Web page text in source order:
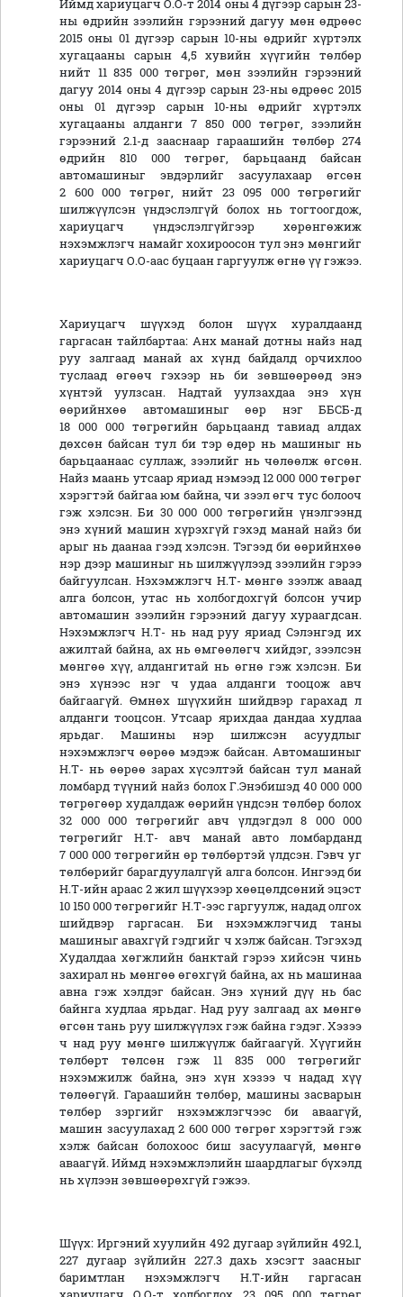
Иймд хариуцагч О.О-т 2014 оны 4 дүгээр сарын 23-
ны өдрийн зээлийн гэрээний дагуу мөн өдрөөс
2015 оны 01 дүгээр сарын 10-ны өдрийг хүртэлх
хугацааны сарын 4,5 хувийн хүүгийн төлбөр
нийт 11 835 000 төгрөг, мөн зээлийн гэрээний
дагуу 2014 оны 4 дүгээр сарын 23-ны өдрөөс 2015
оны 01 дүгээр сарын 10-ны өдрийг хүртэлх
хугацааны алданги 7 850 000 төгрөг, зээлийн
гэрээний 2.1-д зааснаар гараашийн төлбөр 274
өдрийн 810 000 төгрөг, барьцаанд байсан
автомашиныг эвдэрлийг засуулахаар өгсөн
2 600 000 төгрөг, нийт 23 095 000 төгрөгийг
шилжүүлсэн үндэслэлгүй болох нь тогтоогдож,
хариуцагч үндэслэлгүйгээр хөрөнгөжиж
нэхэмжлэгч намайг хохироосон тул энэ мөнгийг
хариуцагч О.О-аас буцаан гаргуулж өгнө үү гэжээ.
Хариуцагч шүүхэд болон шүүх хуралдаанд
гаргасан тайлбартаа: Анх манай дотны найз над
руу залгаад манай ах хүнд байдалд орчихлоо
туслаад өгөөч гэхээр нь би зөвшөөрөөд энэ
хүнтэй уулзсан. Надтай уулзахдаа энэ хүн
өөрийнхөө автомашиныг өөр нэг ББСБ-д
18 000 000 төгрөгийн барьцаанд тавиад алдах
дөхсөн байсан тул би тэр өдөр нь машиныг нь
барьцаанаас суллаж, зээлийг нь чөлөөлж өгсөн.
Найз маань утсаар яриад нэмээд 12 000 000 төгрөг
хэрэгтэй байгаа юм байна, чи зээл өгч тус болооч
гэж хэлсэн. Би 30 000 000 төгрөгийн үнэлгээнд
энэ хүний машин хүрэхгүй гэхэд манай найз би
арыг нь даанаа гээд хэлсэн. Тэгээд би өөрийнхөө
нэр дээр машиныг нь шилжүүлээд зээлийн гэрээ
байгуулсан. Нэхэмжлэгч Н.Т- мөнгө зээлж аваад
алга болсон, утас нь холбогдохгүй болсон учир
автомашин зээлийн гэрээний дагуу хураагдсан.
Нэхэмжлэгч Н.Т- нь над руу яриад Сэлэнгэд их
ажилтай байна, ах нь өмгөөлөгч хийдэг, зээлсэн
мөнгөө хүү, алдангитай нь өгнө гэж хэлсэн. Би
энэ хүнээс нэг ч удаа алданги тооцож авч
байгаагүй. Өмнөх шүүхийн шийдвэр гарахад л
алданги тооцсон. Утсаар ярихдаа дандаа худлаа
ярьдаг. Машины нэр шилжсэн асуудлыг
нэхэмжлэгч өөрөө мэдэж байсан. Автомашиныг
Н.Т- нь өөрөө зарах хүсэлтэй байсан тул манай
ломбард түүний найз болох Г.Энэбишэд 40 000 000
төгрөгөөр худалдаж өөрийн үндсэн төлбөр болох
32 000 000 төгрөгийг авч үлдэгдэл 8 000 000
төгрөгийг Н.Т- авч манай авто ломбарданд
7 000 000 төгрөгийн өр төлбөртэй үлдсэн. Гэвч уг
төлбөрийг барагдуулалгүй алга болсон. Ингээд би
Н.Т-ийн араас 2 жил шүүхээр хөөцөлдсөний эцэст
10 150 000 төгрөгийг Н.Т-ээс гаргуулж, надад олгох
шийдвэр гаргасан. Би нэхэмжлэгчид таны
машиныг авахгүй гэдгийг ч хэлж байсан. Тэгэхэд
Худалдаа хөгжлийн банктай гэрээ хийсэн чинь
захирал нь мөнгөө өгөхгүй байна, ах нь машинаа
авна гэж хэлдэг байсан. Энэ хүний дүү нь бас
байнга худлаа ярьдаг. Над руу залгаад ах мөнгө
өгсөн тань руу шилжүүлэх гэж байна гэдэг. Хэзээ
ч над руу мөнгө шилжүүлж байгаагүй. Хүүгийн
төлбөрт төлсөн гэж 11 835 000 төгрөгийг
нэхэмжилж байна, энэ хүн хэзээ ч надад хүү
төлөөгүй. Гараашийн төлбөр, машины засварын
төлбөр зэргийг нэхэмжлэгчээс би аваагүй,
машин засуулахад 2 600 000 төгрөг хэрэгтэй гэж
хэлж байсан болохоос биш засуулаагүй, мөнгө
аваагүй. Иймд нэхэмжлэлийн шаардлагыг бүхэлд
нь хүлээн зөвшөөрөхгүй гэжээ.
Шүүх: Иргэний хуулийн 492 дугаар зүйлийн 492.1,
227 дугаар зүйлийн 227.3 дахь хэсэгт заасныг
баримтлан нэхэмжлэгч Н.Т-ийн гаргасан